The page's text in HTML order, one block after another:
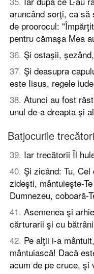
aruncând sorţi, ca
de proorocul:
pentru cămaşa Mea
36. Şi ostaşii,
37. Şi deasupra
este Iisus, regele
38. Atunci au fost
unul de-a dreapta şi
Batjocurile
39. Iar trecătorii Îl
40. Şi zicând: Tu,
zideşti, mântuieşte-
Dumnezeu, coboară-
41. Asemenea şi
cărturarii şi cu
42. Pe alţii i-a
mântuiască! Dacă
acum de pe cruce, şi